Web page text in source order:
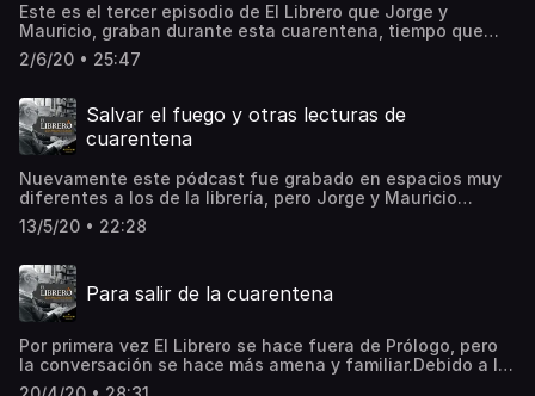
Este es el tercer episodio de El Librero que Jorge y
Mauricio, graban durante esta cuarentena, tiempo que
han aprovechado para adelantar lecturas. En esta
oportunidad hablarán de “Chief Inspector Armand
Louise Penny y de Omertá de Mario Puzo, famoso por
escribir el padrino.See omnystudio.com/listener for
privacy information.
2/6/20 • 25:47
Salvar el fuego y otras lecturas de
cuarentena
Nuevamente este pódcast fue grabado en espacios muy
diferentes a los de la librería, pero Jorge y Mauricio
guardan la esperanza de que el próximo episodio pueda
ser grabado en Prólogo, como ya es costumbre.Mientras
al anterior episodio, hablando de algunos libros y autores
ya mencionados, pero además se ponen al día y
comparten con los oyentes las lecturas que han
omnystudio.com/listener for privacy information.
13/5/20 • 22:28
Para salir de la cuarentena
Por primera vez El Librero se hace fuera de Prólogo, pero
la conversación se hace más amena y familiar.Debido a la
contingencia por el COVID-19, Mauricio y Jorge